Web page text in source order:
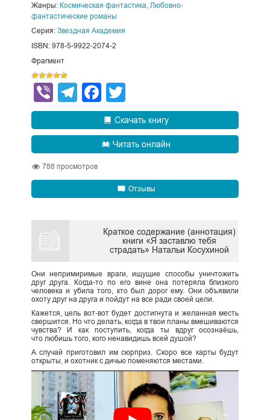
Жанры: Космическая фантастика Любовно-
фантастические романы
Серия: Звездная Академия
ISBN: 978-5-9922-2074-2
Фрагмент
ViberTelegram
Facebook
Скачать книгу
Читать онлайн
788 просмотров
Отзывы
Краткое содержание (аннотация)
книги «Я заставлю тебя
страдать» Натальи Косухиной
Они непримиримые враги, ищущие способы уничтожить
друг друга. Когда-то по его вине она потеряла близкого
человека и убила того, кто был дорог ему. Они объявили
охоту друг на друга и пойдут на все ради своей цели.
Кажется, цель вот-вот будет достигнута и желанная месть
свершится. Но что делать, когда в твои планы вмешиваются
чувства? И как поступить, когда ты вдруг осознаёшь,
что любишь того, кого ненавидишь всей душой?
А случай приготовил им сюрприз. Скоро все карты будут
открыты, и охотник с дичью поменяются местами.